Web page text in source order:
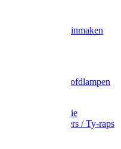
Wecken & inmaken
Zak- & Hoofdlampen
Tape en folie
Kabelbinders / Ty-raps